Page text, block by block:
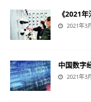
《2021
2021年3
中国数字
2021年3